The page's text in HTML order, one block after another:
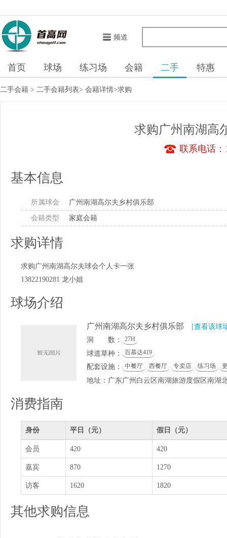
频道
首页 球场 练习场 会籍 二手 特惠
二手会籍 > 二手会籍列表> 会籍详情>求购
求购广州南湖高
联系电话：
基本信息
所属球会 广州南湖高尔夫乡村俱乐部
会籍类型 家庭会籍
求购详情
求购广州南湖高尔夫球会个人卡一张
13822190281 龙小姐
球场介绍
广州南湖高尔夫乡村俱乐部
[查看该球
洞 数：
27H
球道草种： 百慕达419
配套设施： 中餐厅 西餐厅 专卖店 练习场
地址：广东广州白云区南湖旅游度假区南湖
消费指南
身份 平日（元） 假日（元）
会员 420 420
嘉宾 870 1270
访客 1620 1820
其他求购信息